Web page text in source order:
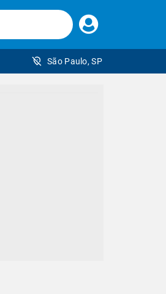
Faça
seu
São Paulo, SP